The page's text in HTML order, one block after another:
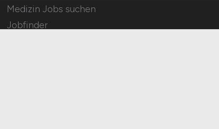
Medizin Jobs suchen
Jobfinder